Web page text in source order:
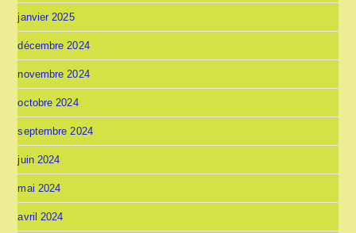
janvier 2025
décembre 2024
novembre 2024
octobre 2024
septembre 2024
juin 2024
mai 2024
avril 2024